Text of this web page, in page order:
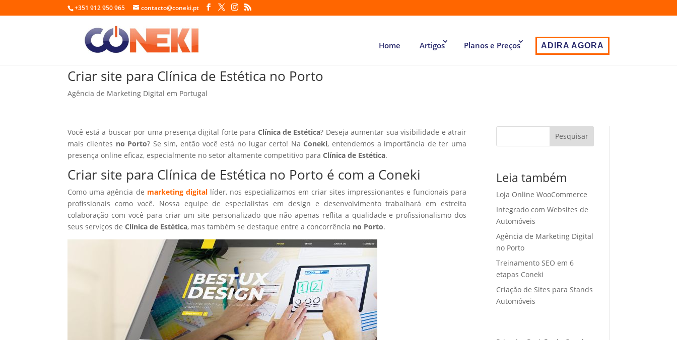
+351 912 950 965 contacto@coneki.pt
Home Artigos Planos e Preços ADIRA AGORA
Criar site para Clínica de Estética no Porto
Agência de Marketing Digital em Portugal
Você está a buscar por uma presença digital forte para Clínica de Estética? Deseja aumentar sua visibilidade e atrair
mais clientes no Porto? Se sim, então você está no lugar certo! NaConeki, entendemos a importância de ter uma
presença online eficaz, especialmente no setor altamente competitivo paraClínica de Estética.
Criar site para Clínica de Estética no Porto é com a Coneki
Como uma agência de marketing digitallíder, nos especializamos em criar sites impressionantes e funcionais para
profissionais como você. Nossa equipe de especialistas em design e desenvolvimento trabalhará em estreita
colaboração com você para criar um site personalizado que não apenas reflita a qualidade e profissionalismo dos
seus serviços deClínica de Estética, mas também se destaque entre a concorrência no Porto.
Pesquisar
Leia também
Loja Online WooCommerce
Integrado com Websites de
Automóveis
Agência de Marketing Digital
no Porto
Treinamento SEO em 6
etapas Coneki
Criação de Sites para Stands
Automóveis